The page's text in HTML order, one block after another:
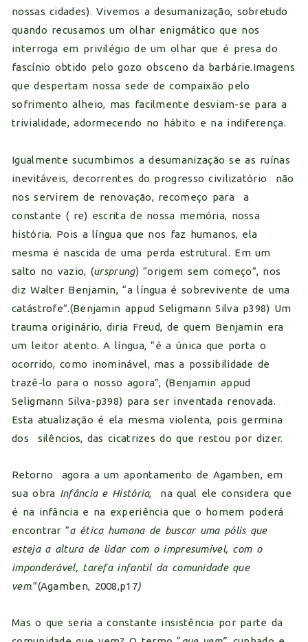
nossas cidades). Vivemos a desumanização, sobretudo
quando recusamos um olhar enigmático que nos
interroga em privilégio de um olhar que é presa do
fascínio obtido pelo gozo obsceno da barbárie.Imagens
que despertam nossa sede de compaixão pelo
sofrimento alheio, mas facilmente desviam-se para a
trivialidade, adormecendo no hábito e na indiferença.
Igualmente sucumbimos a desumanização se as ruínas
inevitáveis, decorrentes do progresso civilizatório não
nos servirem de renovação, recomeço para a
constante ( re) escrita de nossa memória, nossa
história. Pois a língua que nos faz humanos, ela
mesma é nascida de uma perda estrutural. Em um
salto no vazio, (ursprung) “origem sem começo”, nos
diz Walter Benjamin, “a língua é sobrevivente de uma
catástrofe”.(Benjamin appud Seligmann Silva p398) Um
trauma originário, diria Freud, de quem Benjamin era
um leitor atento. A língua, “é a única que porta o
ocorrido, como inominável, mas a possibilidade de
trazê-lo para o nosso agora”, (Benjamin appud
Seligmann Silva-p398) para ser inventada renovada.
Esta atualização é ela mesma violenta, pois germina
dos silêncios, das cicatrizes do que restou por dizer.
Retorno agora a um apontamento de Agamben, em
sua obra Infância e História, na qual ele considera que
é na infância e na experiência que o homem poderá
encontrar “a ética humana de buscar uma pólis que
esteja a altura de lidar com o impresumível, com o
imponderável, tarefa infantil da comunidade que
vem.”(Agamben, 2008,p17)
Mas o que seria a constante insistência por parte da